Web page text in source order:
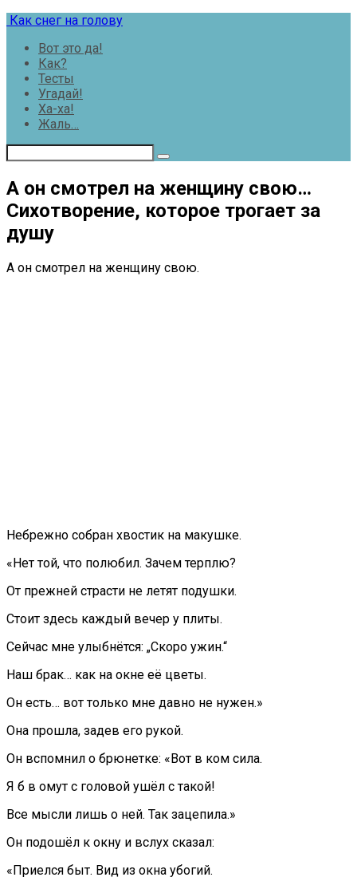
Перейти
контенту
Как снег на голову
Вот это да!
Как?
Тесты
Угадай!
Ха-ха!
Жаль…
А он смотрел на женщину свою…
Сихотворение, которое трогает за
душу
А он смотрел на женщину свою.
Небрежно собран хвостик на макушке.
«Нет той, что полюбил. Зачем терплю?
От прежней страсти не летят подушки.
Стоит здесь каждый вечер у плиты.
Сейчас мне улыбнётся: „Скоро ужин.“
Наш брак… как на окне её цветы.
Он есть… вот только мне давно не нужен.»
Она прошла, задев его рукой.
Он вспомнил о брюнетке: «Вот в ком сила.
Я б в омут с головой ушёл с такой!
Все мысли лишь о ней. Так зацепила.»
Он подошёл к окну и вслух сказал:
«Приелся быт. Вид из окна убогий.